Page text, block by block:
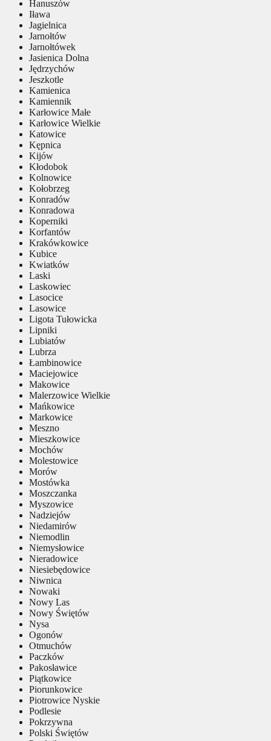
Hanuszów
Iława
Jagielnica
Jarnołtów
Jarnołtówek
Jasienica Dolna
Jędrzychów
Jeszkotle
Kamienica
Kamiennik
Karłowice Małe
Karłowice Wielkie
Katowice
Kępnica
Kijów
Kłodobok
Kolnowice
Kołobrzeg
Konradów
Konradowa
Koperniki
Korfantów
Krakówkowice
Kubice
Kwiatków
Laski
Laskowiec
Lasocice
Lasowice
Ligota Tułowicka
Lipniki
Lubiatów
Lubrza
Łambinowice
Maciejowice
Makowice
Malerzowice Wielkie
Mańkowice
Markowice
Meszno
Mieszkowice
Mochów
Molestowice
Morów
Mostówka
Moszczanka
Myszowice
Nadziejów
Niedamirów
Niemodlin
Niemysłowice
Nieradowice
Niesiebędowice
Niwnica
Nowaki
Nowy Las
Nowy Świętów
Nysa
Ogonów
Otmuchów
Paczków
Pakosławice
Piątkowice
Piorunkowice
Piotrowice Nyskie
Podlesie
Pokrzywna
Polski Świętów